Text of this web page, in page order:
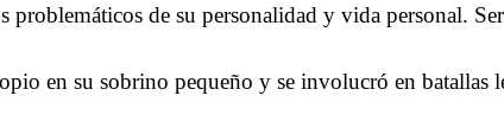
problemáticos de su personalidad y vida personal.
en su sobrino pequeño y se involucró en batallas